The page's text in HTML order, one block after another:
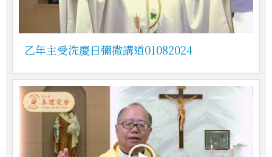
乙年主受洗慶日彌撒講道01082024